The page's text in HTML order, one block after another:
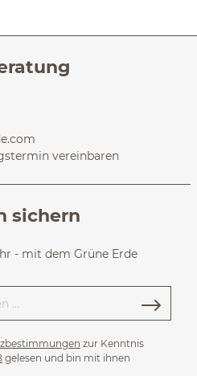
vereinbaren
sichern
- mit dem Grüne Erde
zur Kenntnis
gelesen und bin mit ihnen